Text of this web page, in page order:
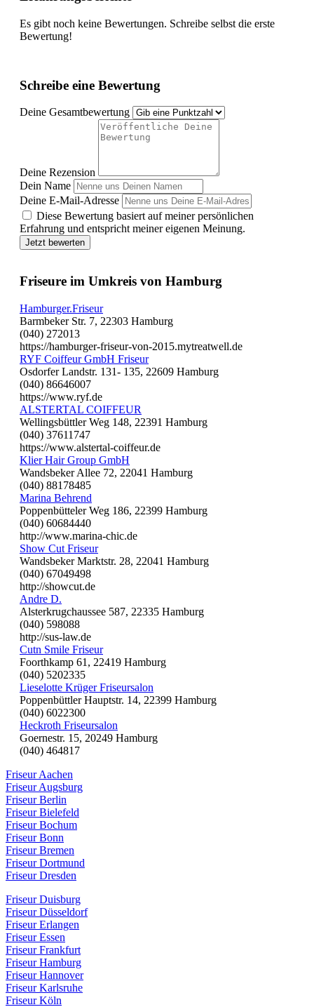
Es gibt noch keine Bewertungen. Schreibe selbst die erste
Bewertung!
Schreibe eine Bewertung
Deine Gesamtbewertung
Deine Rezension
Dein Name
Deine E-Mail-Adresse
Diese Bewertung basiert auf meiner persönlichen
Erfahrung und entspricht meiner eigenen Meinung.
Jetzt bewerten
Friseure im Umkreis von Hamburg
Hamburger.Friseur
Barmbeker Str. 7, 22303 Hamburg
(040) 272013
https://hamburger-friseur-von-2015.mytreatwell.de
RYF Coiffeur GmbH Friseur
Osdorfer Landstr. 131- 135, 22609 Hamburg
(040) 86646007
https://www.ryf.de
ALSTERTAL COIFFEUR
Wellingsbüttler Weg 148, 22391 Hamburg
(040) 37611747
https://www.alstertal-coiffeur.de
Klier Hair Group GmbH
Wandsbeker Allee 72, 22041 Hamburg
(040) 88178485
Marina Behrend
Poppenbütteler Weg 186, 22399 Hamburg
(040) 60684440
http://www.marina-chic.de
Show Cut Friseur
Wandsbeker Marktstr. 28, 22041 Hamburg
(040) 67049498
http://showcut.de
Andre D.
Alsterkrugchaussee 587, 22335 Hamburg
(040) 598088
http://sus-law.de
Cutn Smile Friseur
Foorthkamp 61, 22419 Hamburg
(040) 5202335
Lieselotte Krüger Friseursalon
Poppenbüttler Hauptstr. 14, 22399 Hamburg
(040) 6022300
Heckroth Friseursalon
Goernestr. 15, 20249 Hamburg
(040) 464817
Friseur Aachen
Friseur Augsburg
Friseur Berlin
Friseur Bielefeld
Friseur Bochum
Friseur Bonn
Friseur Bremen
Friseur Dortmund
Friseur Dresden
Friseur Duisburg
Friseur Düsseldorf
Friseur Erlangen
Friseur Essen
Friseur Frankfurt
Friseur Hamburg
Friseur Hannover
Friseur Karlsruhe
Friseur Köln